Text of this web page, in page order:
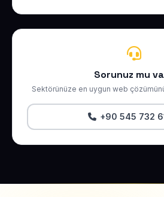
Sorunuz mu
Sektörünüze en uygun web
+90 545 732